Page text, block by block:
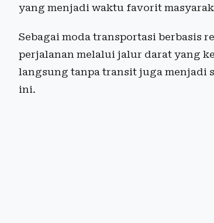
yang menjadi waktu favorit
Sebagai moda transportasi berbasis
perjalanan melalui jalur darat yang
langsung tanpa transit juga menjadi
ini.